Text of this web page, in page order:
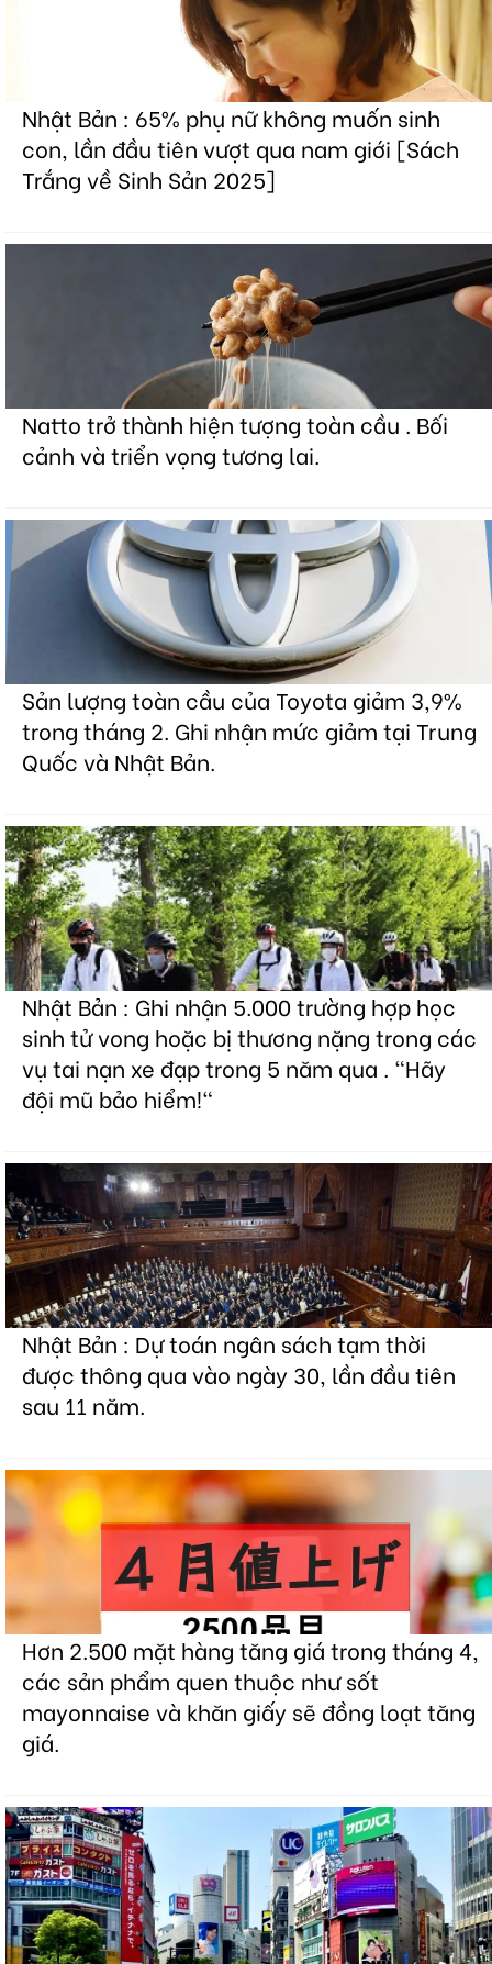
Nhật Bản : 65% phụ nữ không muốn sinh
con, lần đầu tiên vượt qua nam giới [Sách
Trắng về Sinh Sản 2025]
Natto trở thành hiện tượng toàn cầu . Bối
cảnh và triển vọng tương lai.
Sản lượng toàn cầu của Toyota giảm 3,9%
trong tháng 2. Ghi nhận mức giảm tại Trung
Quốc và Nhật Bản.
Nhật Bản : Ghi nhận 5.000 trường hợp học
sinh tử vong hoặc bị thương nặng trong các
vụ tai nạn xe đạp trong 5 năm qua . "Hãy
đội mũ bảo hiểm!"
Nhật Bản : Dự toán ngân sách tạm thời
được thông qua vào ngày 30, lần đầu tiên
sau 11 năm.
Hơn 2.500 mặt hàng tăng giá trong tháng 4,
các sản phẩm quen thuộc như sốt
mayonnaise và khăn giấy sẽ đồng loạt tăng
giá.